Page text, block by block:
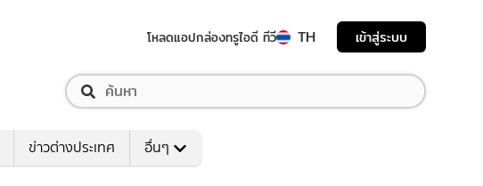
โหลดแอปกล่องทรูไอดี ทีวี TH เข้าสู่ระบบ
ข่าวต่างประเทศ อื่นๆ